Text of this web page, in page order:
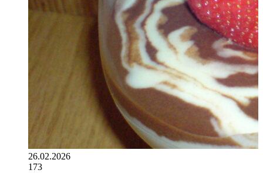
26.02.2026
173